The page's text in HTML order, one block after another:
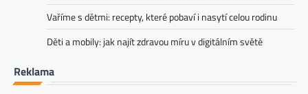
Vaříme s dětmi: recepty, které pobaví i nasytí celou rodinu
Děti a mobily: jak najít zdravou míru v digitálním světě
Reklama